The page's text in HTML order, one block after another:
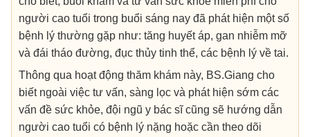
người cao tuổi trong buổi sáng nay đã phát hiện một số
bệnh lý thường gặp như: tăng huyết áp, gan nhiễm mỡ
và đái tháo đường, đục thủy tinh thể, các bệnh lý về tai.
Thông qua hoạt động thăm khám này, BS.Giang cho
biết ngoài việc tư vấn, sàng lọc và phát hiện sớm các
vấn đề sức khỏe, đội ngũ y bác sĩ cũng sẽ hướng dẫn
người cao tuổi có bệnh lý nặng hoặc cần theo dõi